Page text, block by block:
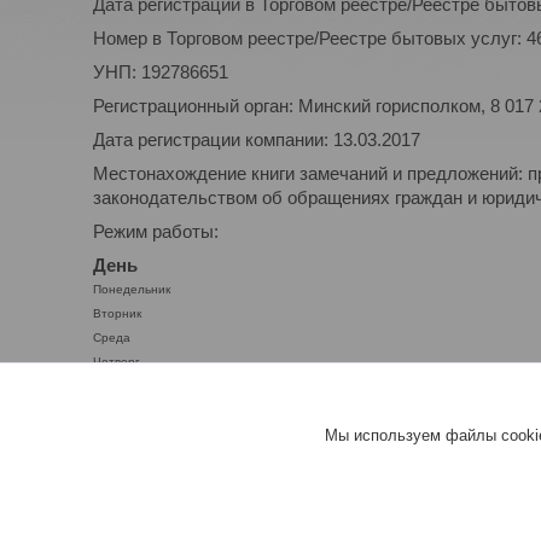
Дата регистрации в Торговом реестре/Реестре
Номер в Торговом реестре/Реестре бытовых услуг:
УНП: 192786651
Регистрационный орган: Минский горисполком, 8 017
Дата регистрации компании: 13.03.2017
Местонахождение книги замечаний и предложений:
законодательством об обращениях граждан и
Режим работы:
День
Понедельник
Вторник
Среда
Четверг
Мы используем файлы